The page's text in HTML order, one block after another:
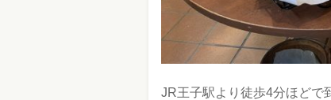
JR王子駅より徒歩4分ほどで